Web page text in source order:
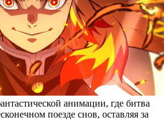
анимации, где битва
поезде снов, оставляя за